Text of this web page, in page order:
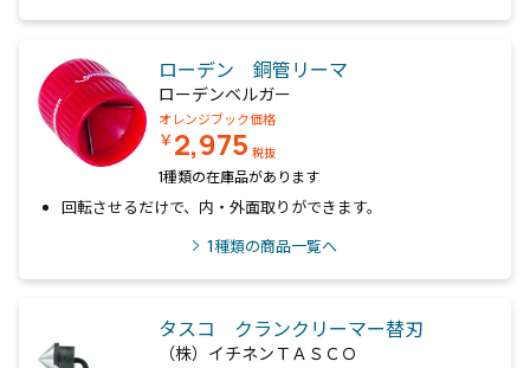
ローデン 銅管リーマ
ローデンベルガー
オレンジブック価格
￥2,975 税抜
1種類の在庫品があります
回転させるだけで、内・外面取りができます。
1種類の商品一覧へ
タスコ クランクリーマー替刃
（株）イチネンＴＡＳＣＯ